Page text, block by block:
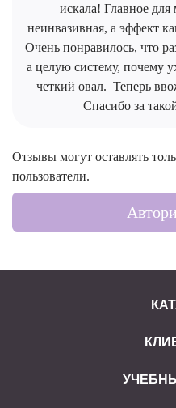
искала! Главное для
неинвазивная, а эффект
Очень понравилось, что
а целую систему, почему
четкий овал. Теперь
Спасибо за
Отзывы могут оставлять
пользователи.